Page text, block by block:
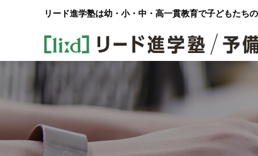
リード進学塾は幼・小・中・高一貫教育で子どもたち